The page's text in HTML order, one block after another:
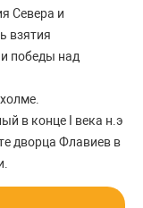
Севера и
взятия
победы над
в конце I века н.э
дворца Флавиев в